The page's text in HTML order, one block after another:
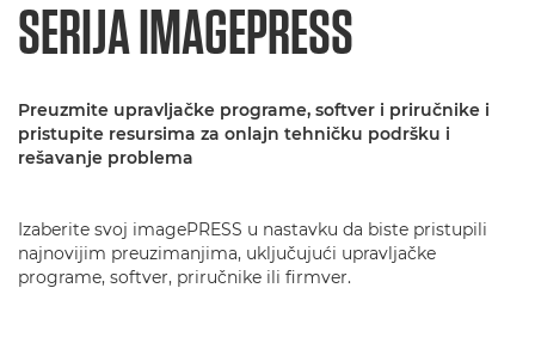
SERIJA IMAGEPRESS
Preuzmite upravljačke programe, softver i priručnike i
pristupite resursima za onlajn tehničku podršku i
rešavanje problema
Izaberite svoj imagePRESS u nastavku da biste pristupili
najnovijim preuzimanjima, uključujući upravljačke
programe, softver, priručnike ili firmver.